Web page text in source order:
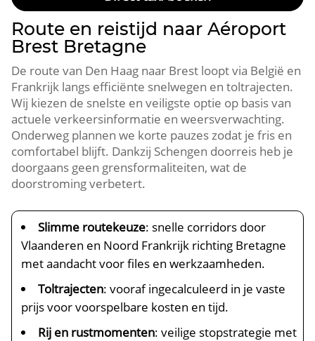
Route en reistijd naar Aéroport
Brest Bretagne
De route van Den Haag naar Brest loopt via België en
Frankrijk langs efficiënte snelwegen en toltrajecten.
Wij kiezen de snelste en veiligste optie op basis van
actuele verkeersinformatie en weersverwachting.
Onderweg plannen we korte pauzes zodat je fris en
comfortabel blijft. Dankzij Schengen doorreis heb je
doorgaans geen grensformaliteiten, wat de
doorstroming verbetert.
Slimme routekeuze: snelle corridors door
Vlaanderen en Noord Frankrijk richting Bretagne
met aandacht voor files en werkzaamheden.
Toltrajecten: vooraf ingecalculeerd in je vaste
prijs voor voorspelbare kosten en tijd.
Rij en rustmomenten: veilige stopstrategie met